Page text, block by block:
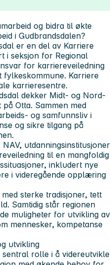
og bidra til økte
i Gudbrandsdalen?
er en del av Karriere
i seksjon for Regional
for karriereveiledning
Karriere
karrieresentre.
dekker Midt- og Nord-
Otta. Sammen med
og samfunnsliv i
og sikre tilgang på
utdanningsinstitusjoner
til en mangfoldig
inkludert nye
i videregående opplæring
sterke tradisjoner, tett
Samtidig står regionen
muligheter for utvikling av
mennesker, kompetanse
utvikling
rolle i å videreutvikle